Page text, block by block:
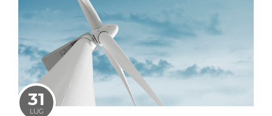
31
LUG